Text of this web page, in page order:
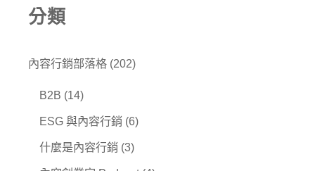
分類
內容行銷部落格 (202)
B2B (14)
ESG 與內容行銷 (6)
什麼是內容行銷 (3)